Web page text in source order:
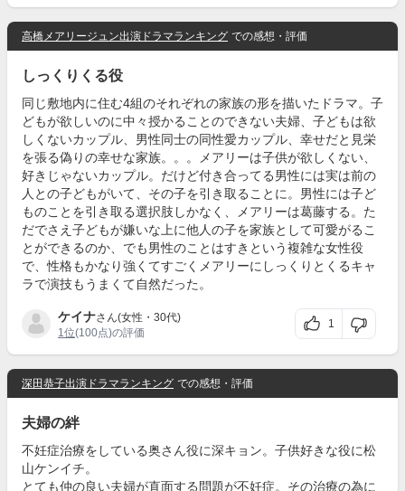
高橋メアリージュン出演ドラマランキング での感想・評価
しっくりくる役
同じ敷地内に住む4組のそれぞれの家族の形を描いたドラマ。子
どもが欲しいのに中々授かることのできない夫婦、子どもは欲
しくないカップル、男性同士の同性愛カップル、幸せだと見栄
を張る偽りの幸せな家族。。。メアリーは子供が欲しくない、
好きじゃないカップル。だけど付き合ってる男性には実は前の
人との子どもがいて、その子を引き取ることに。男性には子ど
ものことを引き取る選択肢しかなく、メアリーは葛藤する。た
だでさえ子どもが嫌いな上に他人の子を家族として可愛がるこ
とができるのか、でも男性のことはすきという複雑な女性役
で、性格もかなり強くてすごくメアリーにしっくりとくるキャ
ラで演技もうまくて自然だった。
ケイナさん(女性・30代)
1位(100点)の評価
1
深田恭子出演ドラマランキング での感想・評価
夫婦の絆
不妊症治療をしている奥さん役に深キョン。子供好きな役に松
山ケンイチ。
とても仲の良い夫婦が直面する問題が不妊症。その治療の為に